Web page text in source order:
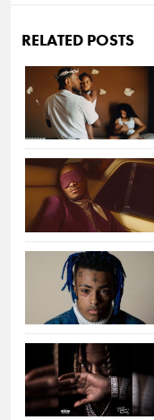
RELATED POSTS